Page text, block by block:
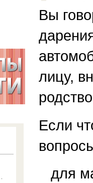
Вы
лицу,
Если
для